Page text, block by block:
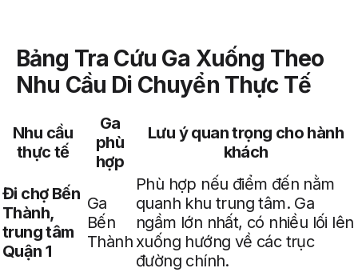
Bảng Tra Cứu Ga Xuống Theo
Nhu Cầu Di Chuyển Thực Tế
Nhu cầu
thực tế
Ga
phù
hợp
Lưu ý quan trọng cho hành
khách
Đi chợ Bến
Thành,
trung tâm
Quận 1
Ga
Bến
Thành
Phù hợp nếu điểm đến nằm
quanh khu trung tâm. Ga
ngầm lớn nhất, có nhiều lối lên
xuống hướng về các trục
đường chính.